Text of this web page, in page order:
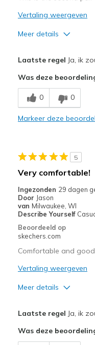
Width
View On Shoes
Vertaling weergeven
Meer details
Breathe Well
Comfortable
Beste toepassingen
Going Out
View On Shoes
I'm
Laatste regel Ja, ik
Was deze
0 0
Markeer deze
5
Very comfortable!
Ingezonden 29 dagen
Door Jason
van Milwaukee, WI
Describe Yourself
Beoordeeld op
skechers.com
Comfortable and
Vertaling weergeven
Meer details
Comfortable
Laatste regel Ja, ik
Was deze